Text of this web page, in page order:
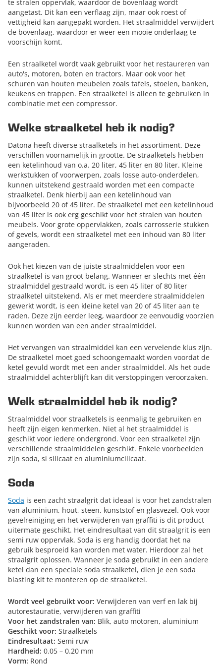
te stralen oppervlak, waardoor de bovenlaag wordt
aangetast. Dit kan een verflaag zijn, maar ook roest of
vettigheid kan aangepakt worden. Het straalmiddel verwijdert
de bovenlaag, waardoor er weer een mooie onderlaag te
voorschijn komt.
Een straalketel wordt vaak gebruikt voor het restaureren van
auto's, motoren, boten en tractors. Maar ook voor het
schuren van houten meubelen zoals tafels, stoelen, banken,
keukens en trappen. Een straalketel is alleen te gebruiken in
combinatie met een compressor.
Welke straalketel heb ik nodig?
Datona heeft diverse straalketels in het assortiment. Deze
verschillen voornamelijk in grootte. De straalketels hebben
een ketelinhoud van o.a. 20 liter, 45 liter en 80 liter. Kleine
werkstukken of voorwerpen, zoals losse auto-onderdelen,
kunnen uitstekend gestraald worden met een compacte
straalketel. Denk hierbij aan een ketelinhoud van
bijvoorbeeld 20 of 45 liter. De straalketel met een ketelinhoud
van 45 liter is ook erg geschikt voor het stralen van houten
meubels. Voor grote oppervlakken, zoals carrosserie stukken
of gevels, wordt een straalketel met een inhoud van 80 liter
aangeraden.
Ook het kiezen van de juiste straalmiddelen voor een
straalketel is van groot belang. Wanneer er slechts met één
straalmiddel gestraald wordt, is een 45 liter of 80 liter
straalketel uitstekend. Als er met meerdere straalmiddelen
gewerkt wordt, is een kleine ketel van 20 of 45 liter aan te
raden. Deze zijn eerder leeg, waardoor ze eenvoudig voorzien
kunnen worden van een ander straalmiddel.
Het vervangen van straalmiddel kan een vervelende klus zijn.
De straalketel moet goed schoongemaakt worden voordat de
ketel gevuld wordt met een ander straalmiddel. Als het oude
straalmiddel achterblijft kan dit verstoppingen veroorzaken.
Welk straalmiddel heb ik nodig?
Straalmiddel voor straalketels is eenmalig te gebruiken en
heeft zijn eigen kenmerken. Niet al het straalmiddel is
geschikt voor iedere ondergrond. Voor een straalketel zijn
verschillende straalmiddelen geschikt. Enkele voorbeelden
zijn soda, si silicaat en aluminiumcilicaat.
Soda
Soda is een zacht straalgrit dat ideaal is voor het zandstralen
van aluminium, hout, steen, kunststof en glasvezel. Ook voor
gevelreiniging en het verwijderen van graffiti is dit product
uitermate geschikt. Het eindresultaat van dit straalgrit is een
semi ruw oppervlak. Soda is erg handig doordat het na
gebruik besproeid kan worden met water. Hierdoor zal het
straalgrit oplossen. Wanneer je soda gebruikt in een andere
ketel dan een speciale soda straalketel, dien je een soda
blasting kit te monteren op de straalketel.
Wordt veel gebruikt voor: Verwijderen van verf en lak bij
autorestauratie, verwijderen van graffiti
Voor het zandstralen van: Blik, auto motoren, aluminium
Geschikt voor: Straalketels
Eindresultaat: Semi ruw
Hardheid: 0.05 – 0.20 mm
Vorm: Rond